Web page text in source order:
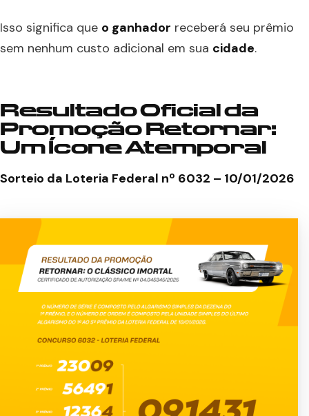
Isso significa que o ganhador receberá seu prêmio
sem nenhum custo adicional em sua cidade.
Resultado Oficial da
Promoção Retornar:
Um Ícone Atemporal
Sorteio da Loteria Federal nº 6032 – 10/01/2026